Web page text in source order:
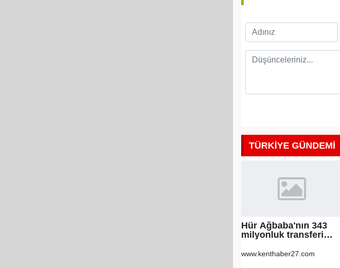
TÜRKİYE GÜNDEMİ
Hür Ağbaba'nın 343
milyonluk transferi
Veli Ağbaba'ya
www.kenthaber27.com